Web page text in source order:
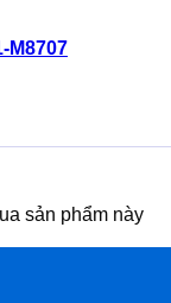
M8707
sản phẩm này